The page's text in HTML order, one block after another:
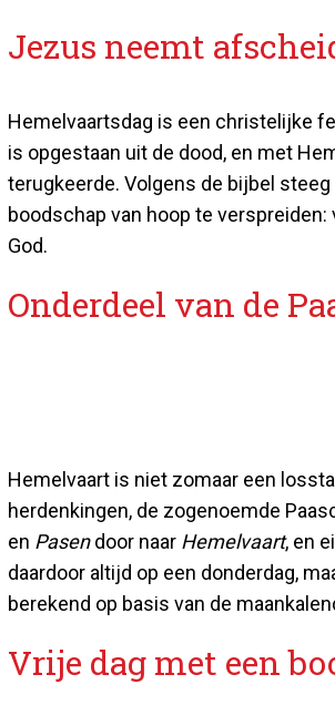
Jezus neemt
Hemelvaartsdag is een christelijke
is opgestaan uit de dood, en met
terugkeerde. Volgens de bijbel
boodschap van hoop te
God.
Onderdeel van de
Hemelvaart is niet zomaar een
herdenkingen, de zogenoemde
en Pasendoor naar Hemelvaart, en
daardoor altijd op een donderdag,
berekend op basis van de
Vrije dag met een